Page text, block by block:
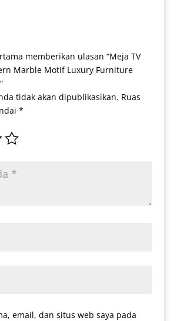
memberikan ulasan “Meja TV
Marble Motif Luxury Furniture
tidak akan dipublikasikan. Ruas
*
email, dan situs web saya pada